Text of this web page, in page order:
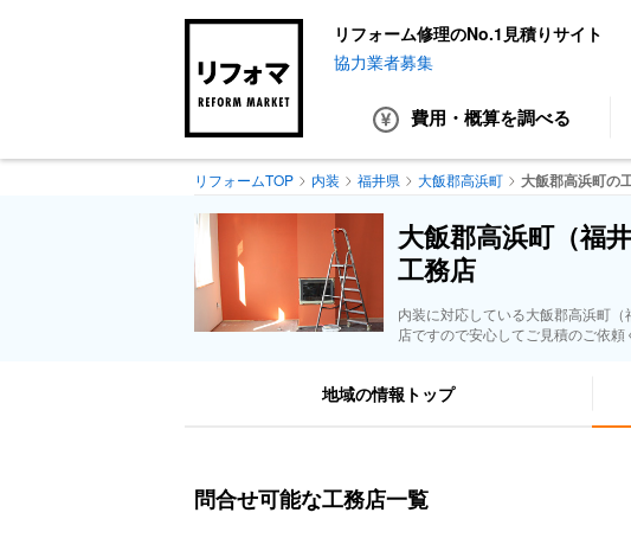
リフォーム修理のNo.1見積りサイト
協力業者募集
費用・概算を調べる
リフォームTOP 内装 福井県 大飯郡高浜町 大飯郡高浜町の
大飯郡高浜町（福
工務店
内装に対応している大飯郡高浜町
店ですので安心してご見積のご依頼
地域の情報トップ
問合せ可能な工務店一覧